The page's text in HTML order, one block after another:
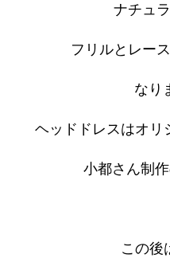
ナチュ
フリルとレー
なり
ヘッドドレスはオリ
小都さん制
この後